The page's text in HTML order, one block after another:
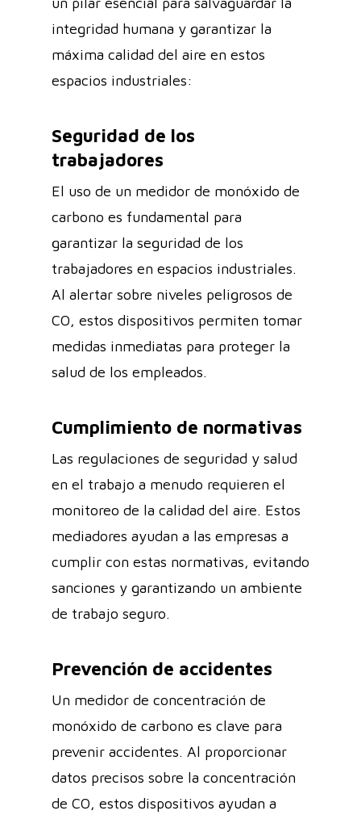
integridad humana y garantizar la
máxima calidad del aire en estos
espacios industriales:
Seguridad de los
trabajadores
El uso de un medidor de monóxido de
carbono es fundamental para
garantizar la seguridad de los
trabajadores en espacios industriales.
Al alertar sobre niveles peligrosos de
CO, estos dispositivos permiten tomar
medidas inmediatas para proteger la
salud de los empleados.
Cumplimiento de normativas
Las regulaciones de seguridad y salud
en el trabajo a menudo requieren el
monitoreo de la calidad del aire. Estos
mediadores ayudan a las empresas a
cumplir con estas normativas, evitando
sanciones y garantizando un ambiente
de trabajo seguro.
Prevención de accidentes
Un medidor de concentración de
monóxido de carbono es clave para
prevenir accidentes. Al proporcionar
datos precisos sobre la concentración
de CO, estos dispositivos ayudan a